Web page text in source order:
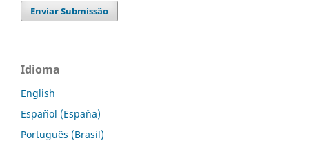
Enviar Submissão
Idioma
English
Español (España)
Português (Brasil)